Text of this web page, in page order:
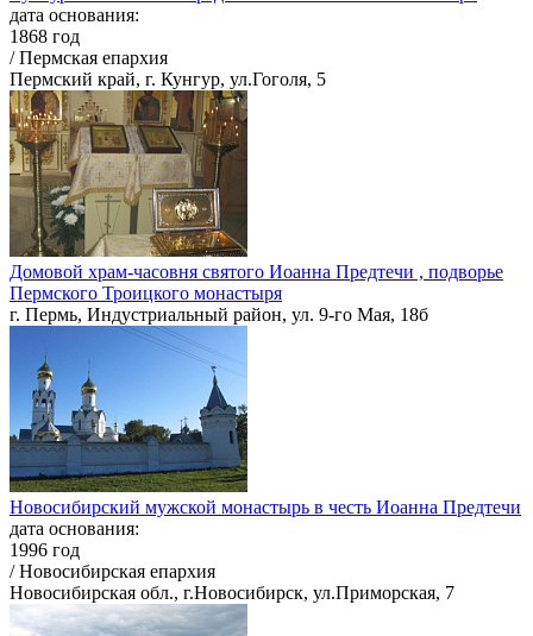
дата основания:
1868 год
/ Пермская епархия
Пермский край, г. Кунгур, ул.Гоголя, 5
Домовой храм-часовня святого Иоанна Предтечи , подворье
Пермского Троицкого монастыря
г. Пермь, Индустриальный район, ул. 9-го Мая, 18б
Новосибирский мужской монастырь в честь Иоанна Предтечи
дата основания:
1996 год
/ Новосибирская епархия
Новосибирская обл., г.Новосибирск, ул.Приморская, 7